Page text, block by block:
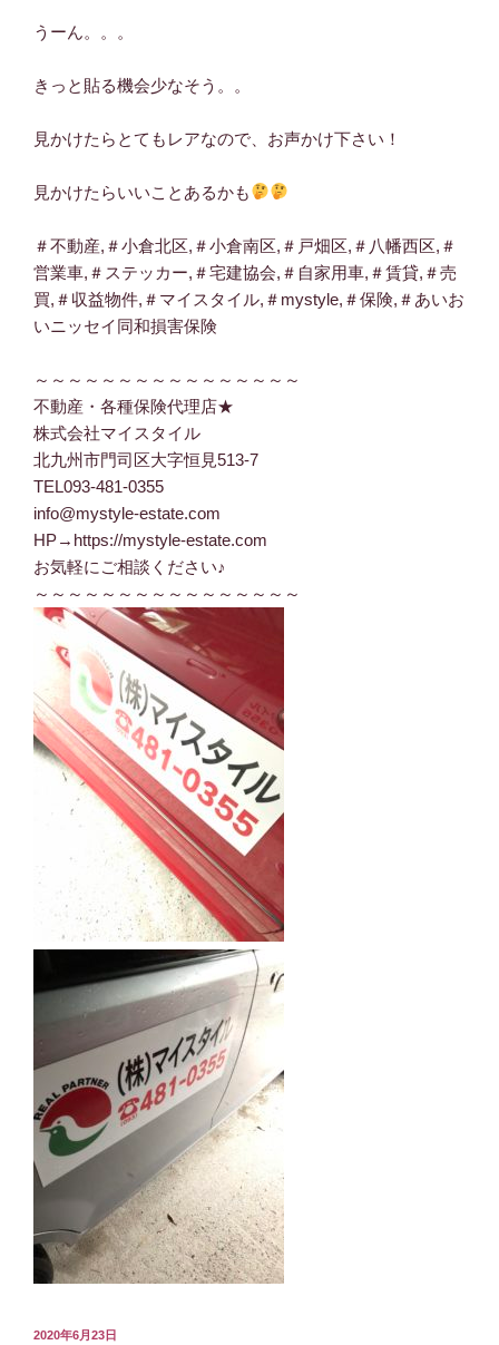
うーん。。。
きっと貼る機会少なそう。。
見かけたらとてもレアなので、お声かけ下さい！
見かけたらいいことあるかも
＃不動産, ＃小倉北区, ＃小倉南区, ＃戸畑区, ＃八幡西区, ＃
営業車, ＃ステッカー, ＃宅建協会, ＃自家用車, ＃賃貸, ＃売
買, ＃収益物件, ＃マイスタイル, ＃mystyle, ＃保険, ＃あいお
いニッセイ同和損害保険
～～～～～～～～～～～～～～～～
不動産・各種保険代理店★
株式会社マイスタイル
北九州市門司区大字恒見513-7
TEL093-481-0355
info@mystyle-estate.com
HP→https://mystyle-estate.com
お気軽にご相談ください♪
～～～～～～～～～～～～～～～～
投
2020年6月23日